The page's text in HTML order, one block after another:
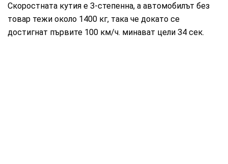
Скоростната кутия е 3-степенна, а автомобилът без
товар тежи около 1400 кг, така че докато се
достигнат първите 100 км/ч. минават цели 34 сек.